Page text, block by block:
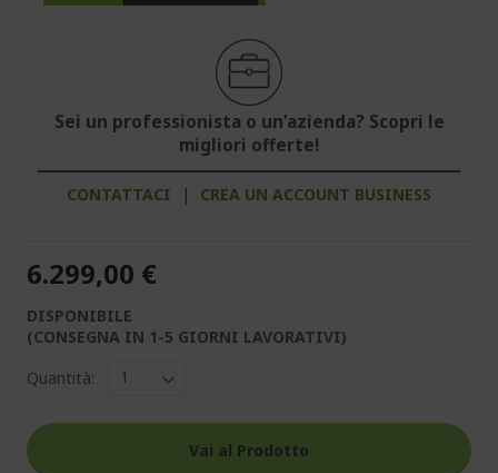
Sei un professionista o un'azienda? Scopri le
migliori offerte!
CONTATTACI | CREA UN ACCOUNT BUSINESS
6.299,00 €
DISPONIBILE
(CONSEGNA IN 1-5 GIORNI LAVORATIVI)
Quantità:
Vai al Prodotto